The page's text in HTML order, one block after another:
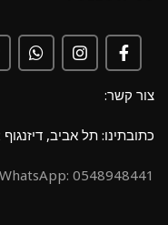
צור קשר:
כתובתינו: תל אביב, דיזנגוף 12
0548948441 :WhatsApp